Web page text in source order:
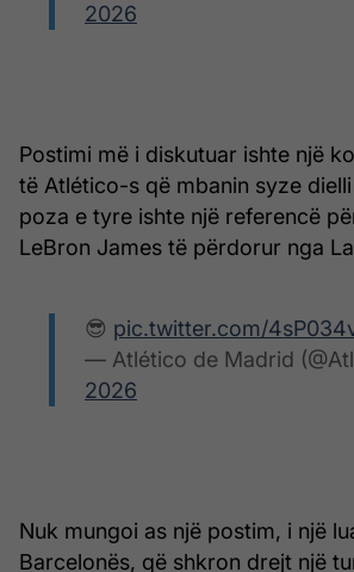
2026
Postimi më i diskutuar ishte një
të Atlético-s që mbanin syze
poza e tyre ishte një referencë
LeBron James të përdorur nga
😎 pic.twitter.com/
— Atlético de Madrid
2026
Nuk mungoi as një postim, i një
Barcelonës, që shkron drejt një